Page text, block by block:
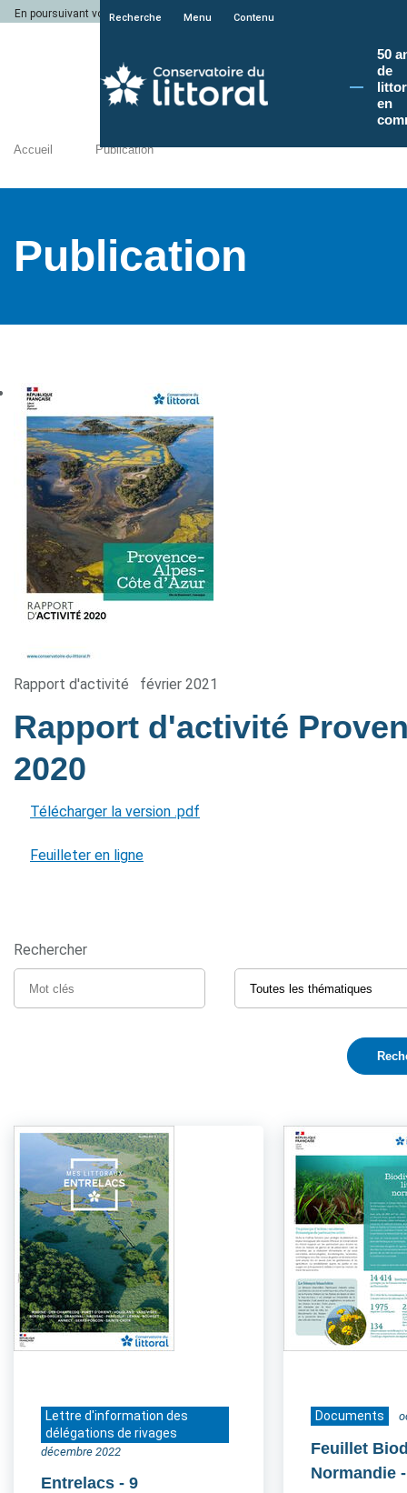
En poursuivant votre navigation sur le site du Conservatoire du littoral, vous
Recherche Menu Contenu
50
de
en
Accueil Publication
Publication
Rapport d'activité février 2021
Rapport d'activité
2020
Télécharger la version .pdf
Feuilleter en ligne
Rechercher
Lettre d'information des
délégations de rivages
décembre 2022
Entrelacs - 9
Documents
Feuillet
Normandie